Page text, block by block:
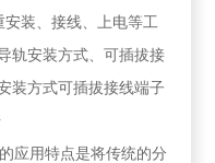
装、接线、上电等工
轨安装方式、可插拔接
装方式可插拔接线端子
应用特点是将传统的分